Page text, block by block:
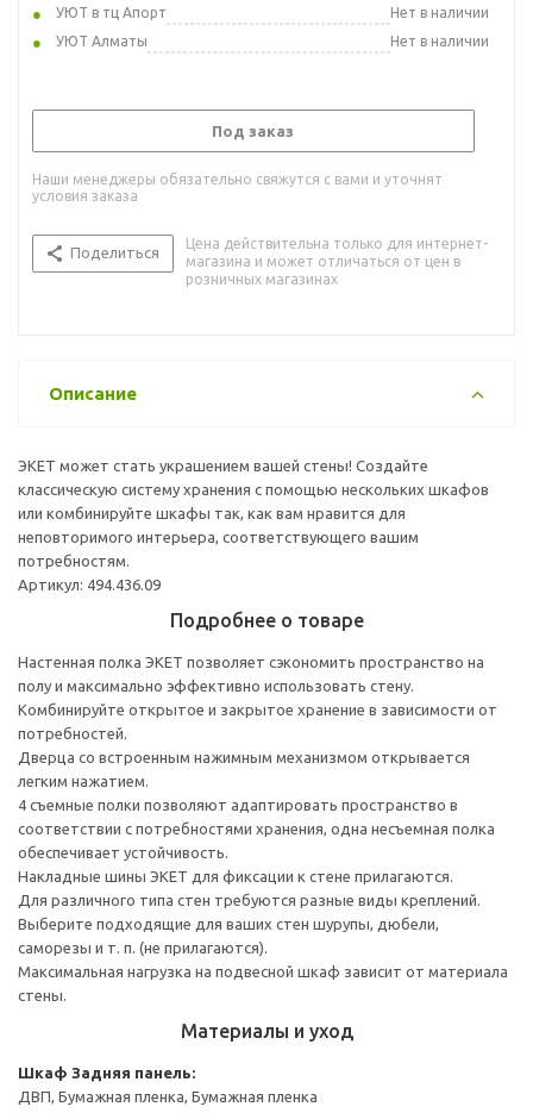
УЮТ в тц Апорт
Нет в наличии
УЮТ Алматы
Нет в наличии
Под заказ
Наши менеджеры обязательно свяжутся с вами и уточнят
условия заказа
Поделиться
Цена действительна только для интернет-
магазина и может отличаться от цен в
розничных магазинах
Описание
ЭКЕТ может стать украшением вашей стены! Создайте
классическую систему хранения с помощью нескольких шкафов
или комбинируйте шкафы так, как вам нравится для
неповторимого интерьера, соответствующего вашим
потребностям.
Артикул: 494.436.09
Подробнее о товаре
Настенная полка ЭКЕТ позволяет сэкономить пространство на
полу и максимально эффективно использовать стену.
Комбинируйте открытое и закрытое хранение в зависимости от
потребностей.
Дверца со встроенным нажимным механизмом открывается
легким нажатием.
4 съемные полки позволяют адаптировать пространство в
соответствии с потребностями хранения, одна несъемная полка
обеспечивает устойчивость.
Накладные шины ЭКЕТ для фиксации к стене прилагаются.
Для различного типа стен требуются разные виды креплений.
Выберите подходящие для ваших стен шурупы, дюбели,
саморезы и т. п. (не прилагаются).
Максимальная нагрузка на подвесной шкаф зависит от материала
стены.
Материалы и уход
Шкаф Задняя панель:
ДВП, Бумажная пленка, Бумажная пленка